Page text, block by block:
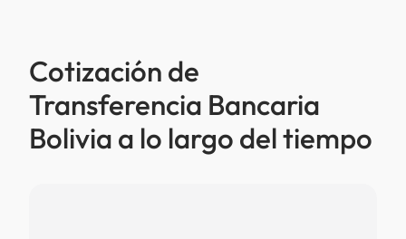
Cotización de
Transferencia Bancaria
Bolivia a lo largo del tiempo